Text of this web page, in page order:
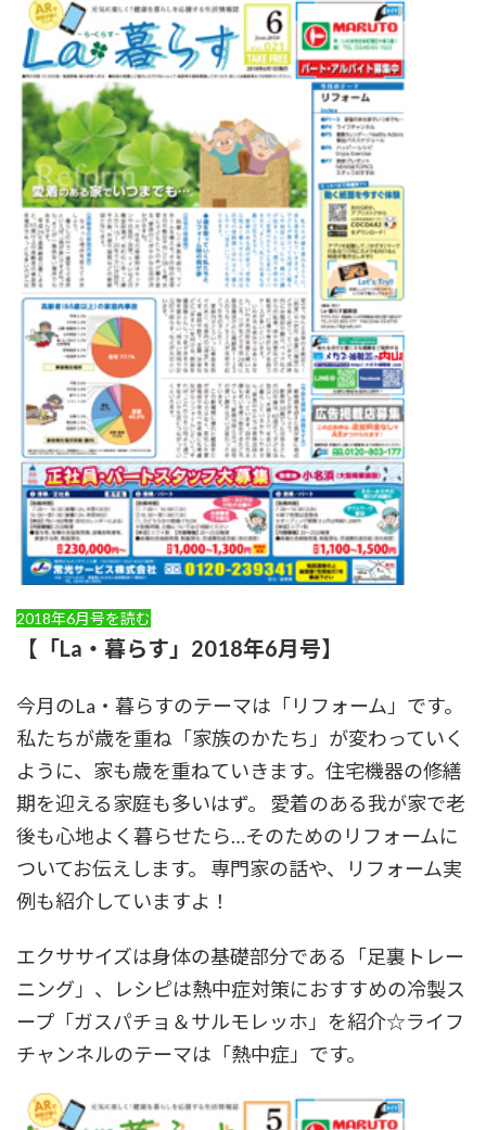
2018年6月号を読む
【「La・暮らす」2018年6月号】
今月のLa・暮らすのテーマは「リフォーム」です。
私たちが歳を重ね「家族のかたち」が変わっていく
ように、家も歳を重ねていきます。住宅機器の修繕
期を迎える家庭も多いはず。 愛着のある我が家で老
後も心地よく暮らせたら…そのためのリフォームに
ついてお伝えします。 専門家の話や、リフォーム実
例も紹介していますよ！
エクササイズは身体の基礎部分である「足裏トレー
ニング」、レシピは熱中症対策におすすめの冷製ス
ープ「ガスパチョ＆サルモレッホ」を紹介☆ライフ
チャンネルのテーマは「熱中症」です。